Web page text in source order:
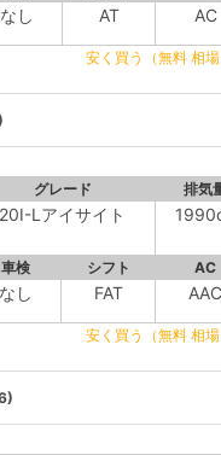
なし AT AC
安く買う（無料 相場
グレード 排気
20I-Lアイサイト
車検 シフト AC
なし FAT AAC
安く買う（無料 相場